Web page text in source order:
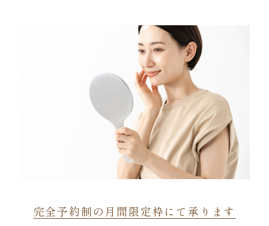
完全予約制の月間限定枠にて承ります